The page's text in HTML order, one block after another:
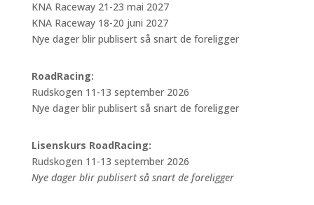
KNA Raceway 21-23 mai 2027
KNA Raceway 18-20 juni 2027
Nye dager blir publisert så snart de foreligger
RoadRacing:
Rudskogen 11-13 september 2026
Nye dager blir publisert så snart de foreligger
Lisenskurs RoadRacing:
Rudskogen 11-13 september 2026
Nye dager blir publisert så snart de foreligger